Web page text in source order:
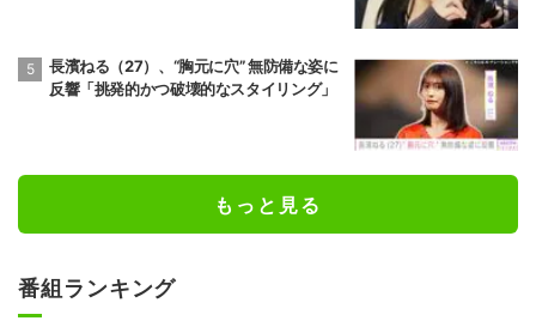
長濱ねる（27）、“胸元に穴” 無防備な姿に
反響「挑発的かつ破壊的なスタイリング」
もっと見る
番組ランキング